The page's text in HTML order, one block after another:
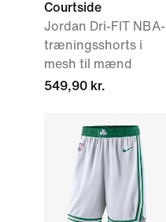
Courtside
Jordan Dri-FIT NBA-
træningsshorts i
mesh til mænd
549,90 kr.